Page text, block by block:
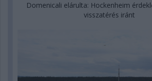
Domenicali elárulta: Hockenheim
visszatérés iránt